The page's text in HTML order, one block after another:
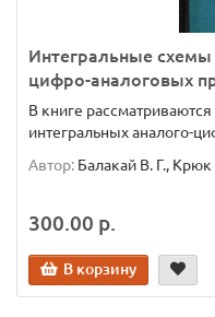
Интегральные
цифро-аналоговых
В книге
интегральных аналого-
Автор: Балакай В. Г.,
300.00 р.
В корзину